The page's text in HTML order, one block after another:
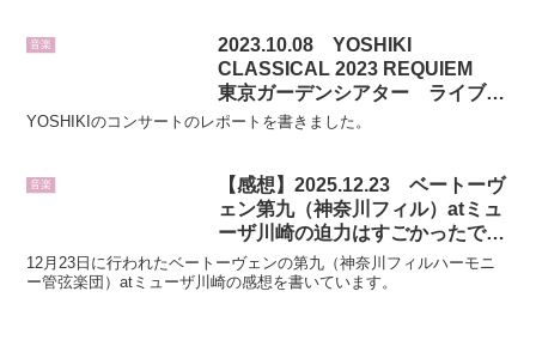
音楽
2023.10.08 YOSHIKI
CLASSICAL 2023 REQUIEM
東京ガーデンシアター ライブレ
ポート
YOSHIKIのコンサートのレポートを書きました。
音楽
【感想】2025.12.23 ベートーヴ
ェン第九（神奈川フィル）atミュ
ーザ川崎の迫力はすごかったで
す。
12月23日に行われたベートーヴェンの第九（神奈川フィルハーモニ
ー管弦楽団）atミューザ川崎の感想を書いています。